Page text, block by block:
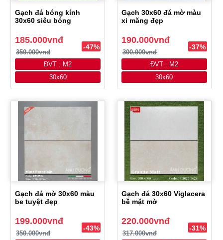
Gạch đá bóng kính
30x60 siêu bóng
185.000vnđ
350.000vnđ
-47%
ĐVT : M2
30x60
Gạch 30x60 đá mờ màu
xi măng đẹp
190.000vnđ
300.000vnđ
-37%
ĐVT : M2
30x60
Gạch đá mờ 30x60 màu
be tuyệt đẹp
199.000vnđ
350.000vnđ
-43%
Gạch đá 30x60 Viglacera
bề mặt mờ
220.000vnđ
317.000vnđ
-31%